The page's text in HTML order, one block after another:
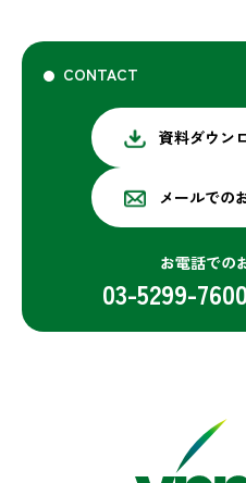
CONTACT
資料ダウン
メールでの
お電話での
03-5299-7600